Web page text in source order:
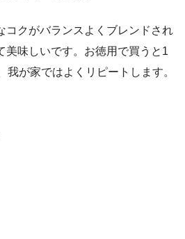
コクがバランスよくブレンドされ
美味しいです。お徳用で買うと1
我が家ではよくリピートします。